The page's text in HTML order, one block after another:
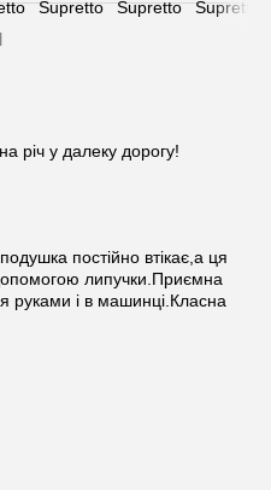
річ у далеку дорогу!
постійно втікає,а ця
липучки.Приємна
руками і в машинці.Класна